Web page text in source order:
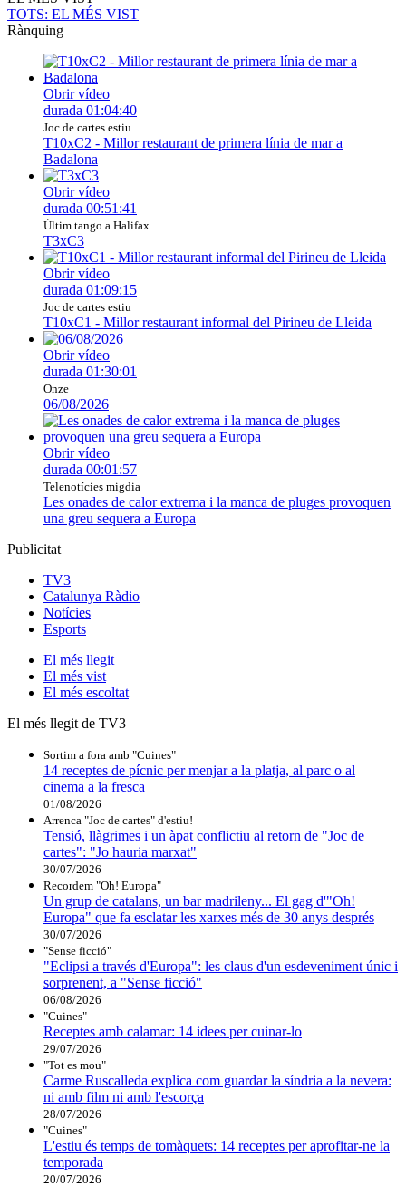
TOTS: EL MÉS VIST
Rànquing
Obrir vídeo
durada 01:04:40
Joc de cartes estiu
T10xC2 - Millor restaurant de primera línia de mar a
Badalona
Obrir vídeo
durada 00:51:41
Últim tango a Halifax
T3xC3
Obrir vídeo
durada 01:09:15
Joc de cartes estiu
T10xC1 - Millor restaurant informal del Pirineu de Lleida
Obrir vídeo
durada 01:30:01
Onze
06/08/2026
Obrir vídeo
durada 00:01:57
Telenotícies migdia
Les onades de calor extrema i la manca de pluges provoquen
una greu sequera a Europa
Publicitat
TV3
Catalunya Ràdio
Notícies
Esports
El més llegit
El més vist
El més escoltat
El més llegit de TV3
Sortim a fora amb "Cuines"
14 receptes de pícnic per menjar a la platja, al parc o al
cinema a la fresca
01/08/2026
Arrenca "Joc de cartes" d'estiu!
Tensió, llàgrimes i un àpat conflictiu al retorn de "Joc de
cartes": "Jo hauria marxat"
30/07/2026
Recordem "Oh! Europa"
Un grup de catalans, un bar madrileny... El gag d'"Oh!
Europa" que fa esclatar les xarxes més de 30 anys després
30/07/2026
"Sense ficció"
"Eclipsi a través d'Europa": les claus d'un esdeveniment únic i
sorprenent, a "Sense ficció"
06/08/2026
"Cuines"
Receptes amb calamar: 14 idees per cuinar-lo
29/07/2026
"Tot es mou"
Carme Ruscalleda explica com guardar la síndria a la nevera:
ni amb film ni amb l'escorça
28/07/2026
"Cuines"
L'estiu és temps de tomàquets: 14 receptes per aprofitar-ne la
temporada
20/07/2026